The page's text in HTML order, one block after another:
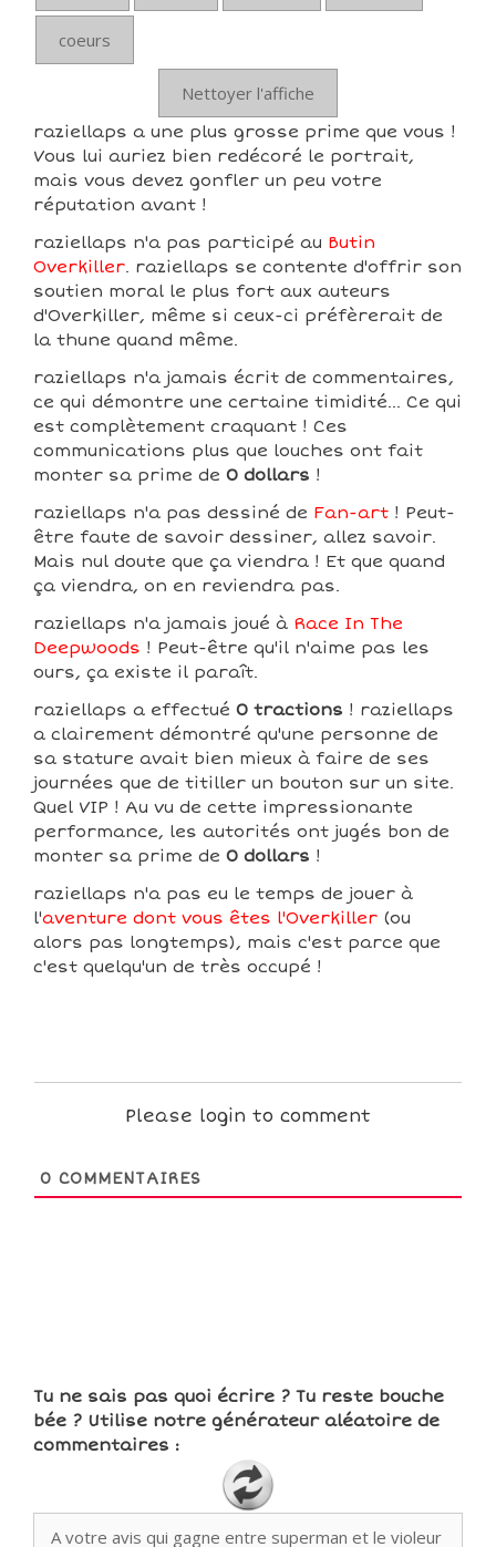
coeurs
Nettoyer l'affiche
raziellaps a une plus grosse prime que vous !
Vous lui auriez bien redécoré le portrait,
mais vous devez gonfler un peu votre
réputation avant !
raziellaps n'a pas participé au Butin
Overkiller. raziellaps se contente d'offrir son
soutien moral le plus fort aux auteurs
d'Overkiller, même si ceux-ci préfèrerait de
la thune quand même.
raziellaps n'a jamais écrit de commentaires,
ce qui démontre une certaine timidité... Ce qui
est complètement craquant ! Ces
communications plus que louches ont fait
monter sa prime de 0 dollars !
raziellaps n'a pas dessiné de Fan-art ! Peut-
être faute de savoir dessiner, allez savoir.
Mais nul doute que ça viendra ! Et que quand
ça viendra, on en reviendra pas.
raziellaps n'a jamais joué à Race In The
Deepwoods ! Peut-être qu'il n'aime pas les
ours, ça existe il paraît.
raziellaps a effectué 0 tractions ! raziellaps
a clairement démontré qu'une personne de
sa stature avait bien mieux à faire de ses
journées que de titiller un bouton sur un site.
Quel VIP ! Au vu de cette impressionante
performance, les autorités ont jugés bon de
monter sa prime de 0 dollars !
raziellaps n'a pas eu le temps de jouer à
l'aventure dont vous êtes l'Overkiller (ou
alors pas longtemps), mais c'est parce que
c'est quelqu'un de très occupé !
Please login to comment
0 COMMENTAIRES
Tu ne sais pas quoi écrire ? Tu reste bouche
bée ? Utilise notre générateur aléatoire de
commentaires :